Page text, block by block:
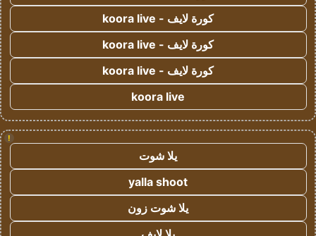
كورة لايف - koora live
كورة لايف - koora live
كورة لايف - koora live
koora live
!
يلا شوت
yalla shoot
يلا شوت زون